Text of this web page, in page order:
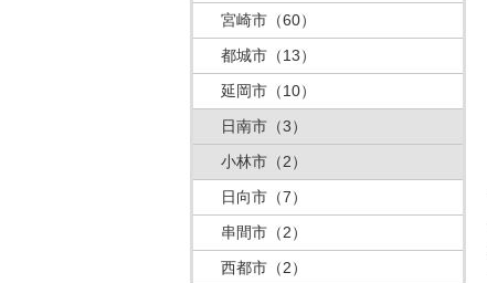
宮崎市 （60）
都城市 （13）
延岡市 （10）
日南市 （3）
小林市 （2）
日向市 （7）
串間市 （2）
西都市 （2）